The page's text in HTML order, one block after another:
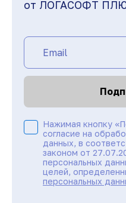
от ЛОГАСОФТ
Нажимая кнопку
согласие на
данных, в
законом от
персональных
целей,
персональных